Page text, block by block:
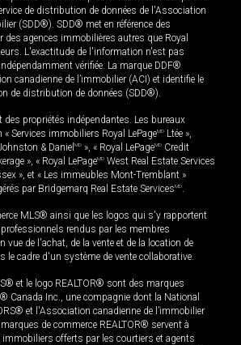
de distribution de données de l'Association
(SDD®). SDD® met en référence des
agences immobilières autres que Royal
L'exactitude de l'information n'est pas
vérifiée. La marque DDF®
canadienne de l’immobilier (ACI) et identifie le
de distribution de données (SDD®).
propriétés indépendantes. Les bureaux
Services immobiliers Royal LePageMD Ltée »,
& Daniel MD », « Royal LePageMD Credit
», « Royal LePageMD West Real Estate Services
», et « Les immeubles Mont-Tremblant »
par Bridgemarq Real Estate ServicesMD.
MLS® ainsi que les logos qui s'y rapportent
rendus par les membres
vue de l'achat, de la vente et de la location de
le cadre d'un système de vente collaborative.
et le logo REALTOR® sont des marques
Canada Inc., une compagnie dont la National
et l'Association canadienne de l’immobilier
de commerce REALTOR® servent à
offerts par les courtiers et agents